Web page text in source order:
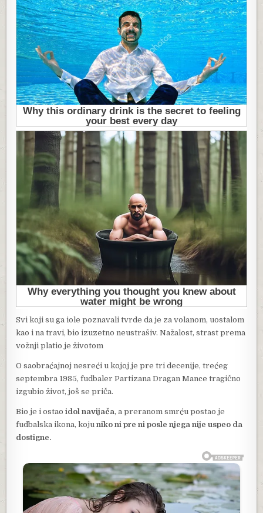
Svi koji su ga iole poznavali tvrde da je za volanom, uostalom
kao i na travi, bio izuzetno neustrašiv. Nažalost, strast prema
vožnji platio je životom
O saobraćajnoj nesreći u kojoj je pre tri decenije, trećeg
septembra 1985, fudbaler Partizana Dragan Mance tragično
izgubio život, još se priča.
Bio je i ostao idol navijača, a preranom smrću postao je
fudbalska ikona, kojuniko ni pre ni posle njega nije uspeo da
dostigne.